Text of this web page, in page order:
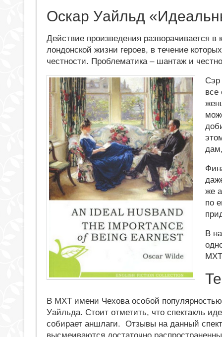
Оскар Уайльд
Действие произведения разворачивается
лондонской жизни героев, в течение
честности. Проблематика – шантаж и
Сэр
все
же
по
В
В МХТ имени Чехова особой
Уайльда. Стоит отметить, что спектакль
собирает аншлаги. Отзывы на данный